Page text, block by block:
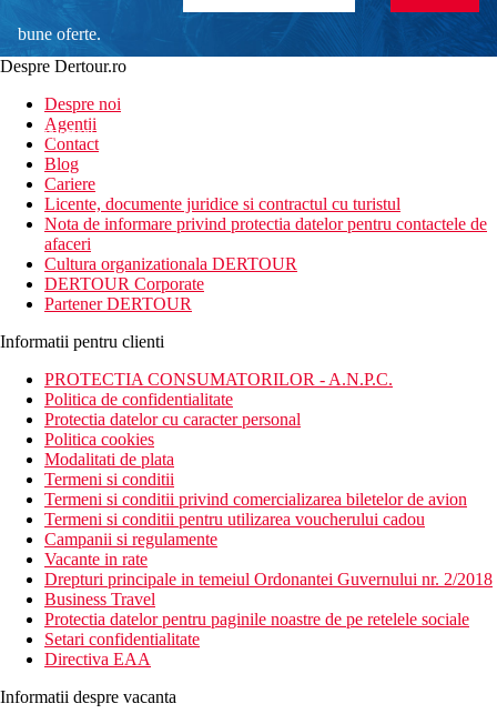
bune oferte.
newsletter!
Despre Dertour.ro
Despre noi
Agentii
Contact
Blog
Cariere
Licente, documente juridice si contractul cu turistul
Nota de informare privind protectia datelor pentru contactele de
afaceri
Cultura organizationala DERTOUR
DERTOUR Corporate
Partener DERTOUR
Informatii pentru clienti
PROTECTIA CONSUMATORILOR - A.N.P.C.
Politica de confidentialitate
Protectia datelor cu caracter personal
Politica cookies
Modalitati de plata
Termeni si conditii
Termeni si conditii privind comercializarea biletelor de avion
Termeni si conditii pentru utilizarea voucherului cadou
Campanii si regulamente
Vacante in rate
Drepturi principale in temeiul Ordonantei Guvernului nr. 2/2018
Business Travel
Protectia datelor pentru paginile noastre de pe retelele sociale
Setari confidentialitate
Directiva EAA
Informatii despre vacanta